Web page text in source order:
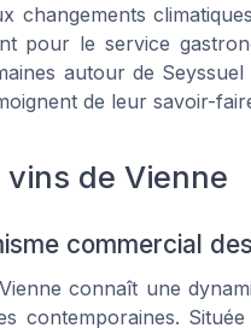
changements
pour le service
autour de
de leur savoir-
de Vienne
commercial
connaît une
contemporaines.